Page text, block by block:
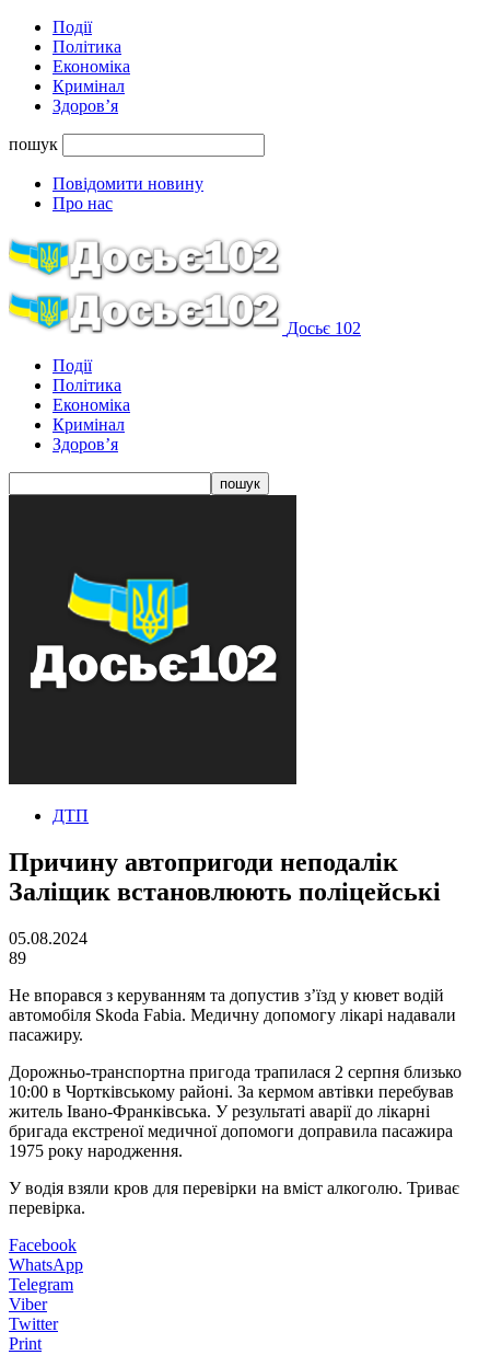
Події
Політика
Економіка
Кримінал
Здоров’я
пошук
Повідомити новину
Про нас
Досьє 102
Події
Політика
Економіка
Кримінал
Здоров’я
ДТП
Причину автопригоди неподалік
Заліщик встановлюють поліцейські
05.08.2024
89
Не впорався з керуванням та допустив з’їзд у кювет водій
автомобіля Skoda Fabia. Медичну допомогу лікарі надавали
пасажиру.
Дорожньо-транспортна пригода трапилася 2 серпня близько
10:00 в Чортківському районі. За кермом автівки перебував
житель Івано-Франківська. У результаті аварії до лікарні
бригада екстреної медичної допомоги доправила пасажира
1975 року народження.
У водія взяли кров для перевірки на вміст алкоголю. Триває
перевірка.
Facebook
WhatsApp
Telegram
Viber
Twitter
Print